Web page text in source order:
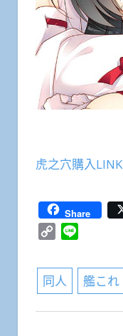
虎之穴購入LINK
Share
Copy
同人 艦これ